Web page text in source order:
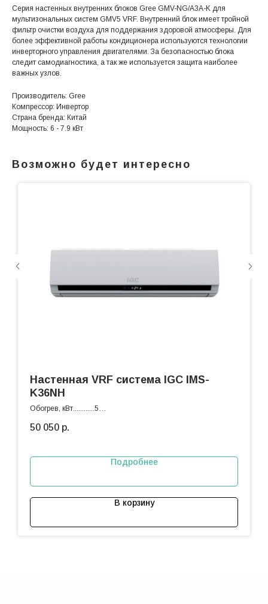
Серия настенных внутренних блоков Gree GMV-NG/A3A-K для
мультизональных систем GMV5 VRF. Внутренний блок имеет тройной
фильтр очистки воздуха для поддержания здоровой атмосферы. Для
более эффективной работы кондиционера используются технологии
инверторного управления двигателями. За безопасностью блока
следит самодиагностика, а так же используется защита наиболее
важных узлов.
Производитель: Gree
Компрессор: Инвертор
Страна бренда: Китай
Мощность: 6 - 7.9 кВт
Возможно будет интересно
Настенная VRF система IGC IMS-
K36NH
Обогрев, кВт............5
50 050 р.
Подробнее
В корзину